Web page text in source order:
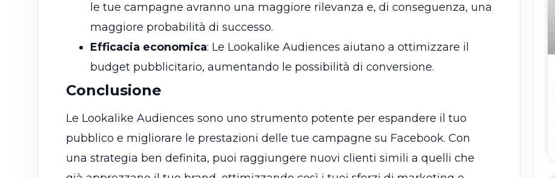
le tue campagne avranno una maggiore rilevanza e, di conseguenza, una
maggiore probabilità di successo.
Efficacia economica: Le Lookalike Audiences aiutano a ottimizzare il
budget pubblicitario, aumentando le possibilità di conversione.
Conclusione
Le Lookalike Audiences sono uno strumento potente per espandere il tuo
pubblico e migliorare le prestazioni delle tue campagne su Facebook. Con
una strategia ben definita, puoi raggiungere nuovi clienti simili a quelli che